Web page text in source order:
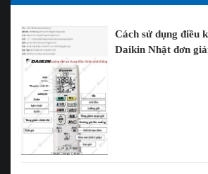
Cách sử dụng điều
Daikin Nhật đơn